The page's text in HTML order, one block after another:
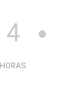
4
HORAS